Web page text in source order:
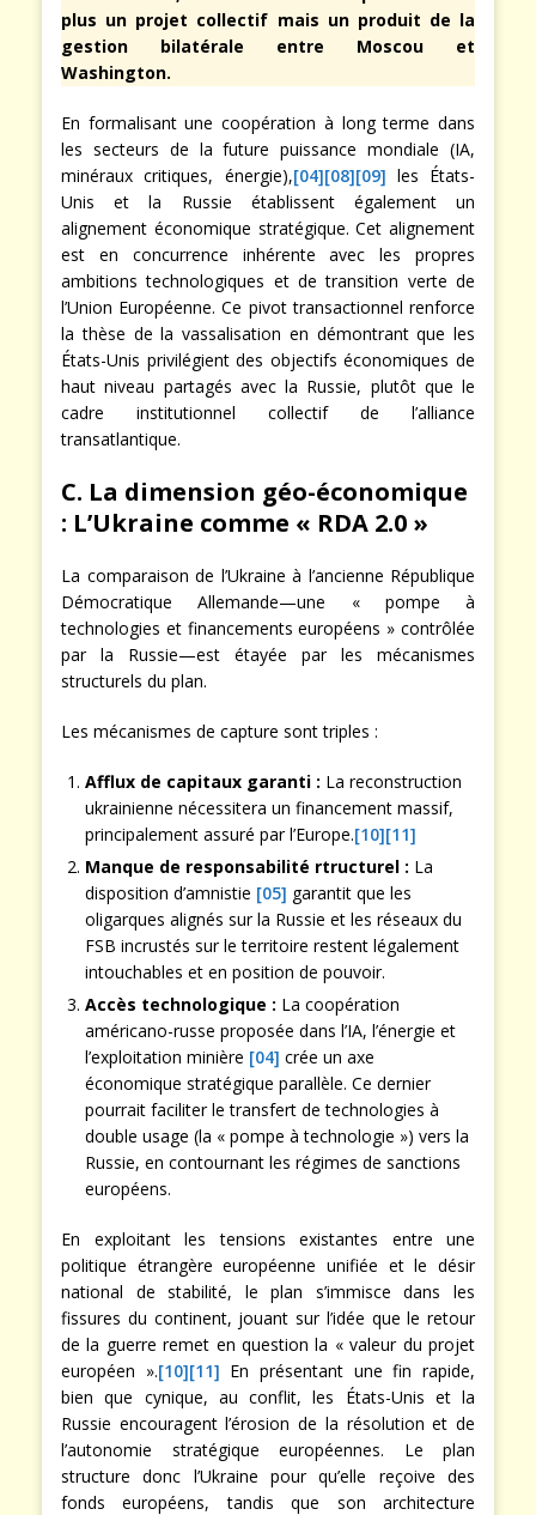
plus un projet collectif mais un produit de la
gestion bilatérale entre Moscou et
Washington.
En formalisant une coopération à long terme dans
les secteurs de la future puissance mondiale (IA,
minéraux critiques, énergie),[04][08][09] les États-
Unis et la Russie établissent également un
alignement économique stratégique. Cet alignement
est en concurrence inhérente avec les propres
ambitions technologiques et de transition verte de
l’Union Européenne. Ce pivot transactionnel renforce
la thèse de la vassalisation en démontrant que les
États-Unis privilégient des objectifs économiques de
haut niveau partagés avec la Russie, plutôt que le
cadre institutionnel collectif de l’alliance
transatlantique.
C. La dimension géo-économique
: L’Ukraine comme « RDA 2.0 »
La comparaison de l’Ukraine à l’ancienne République
Démocratique Allemande—une « pompe à
technologies et financements européens » contrôlée
par la Russie—est étayée par les mécanismes
structurels du plan.
Les mécanismes de capture sont triples :
Afflux de capitaux garanti : La reconstruction
ukrainienne nécessitera un financement massif,
principalement assuré par l’Europe.[10][11]
Manque de responsabilité rtructurel : La
disposition d’amnistie [05] garantit que les
oligarques alignés sur la Russie et les réseaux du
FSB incrustés sur le territoire restent légalement
intouchables et en position de pouvoir.
Accès technologique : La coopération
américano-russe proposée dans l’IA, l’énergie et
l’exploitation minière [04] crée un axe
économique stratégique parallèle. Ce dernier
pourrait faciliter le transfert de technologies à
double usage (la « pompe à technologie ») vers la
Russie, en contournant les régimes de sanctions
européens.
En exploitant les tensions existantes entre une
politique étrangère européenne unifiée et le désir
national de stabilité, le plan s’immisce dans les
fissures du continent, jouant sur l’idée que le retour
de la guerre remet en question la « valeur du projet
européen ».[10][11] En présentant une fin rapide,
bien que cynique, au conflit, les États-Unis et la
Russie encouragent l’érosion de la résolution et de
l’autonomie stratégique européennes. Le plan
structure donc l’Ukraine pour qu’elle reçoive des
fonds européens, tandis que son architecture